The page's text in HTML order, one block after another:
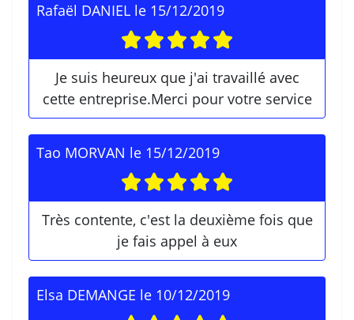
Rafaël DANIEL le 15/12/2019
Je suis heureux que j'ai travaillé avec
cette entreprise.Merci pour votre service
Tao MORVAN le 15/12/2019
Très contente, c'est la deuxième fois que
je fais appel à eux
Elsa DEMANGE le 10/12/2019